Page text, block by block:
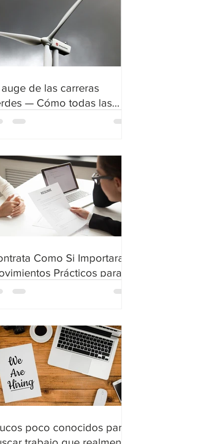
de las carreras
— Cómo todas las
se están sumando
Como Si Importara:
Prácticos para
un Negocio, No
poco conocidos para